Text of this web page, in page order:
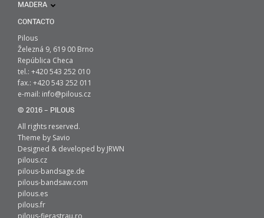
MADERA
CONTACTO
Pilous
Železná 9, 619 00 Brno
República Checa
tel.: +420 543 252 010
fax.: +420 543 252 011
e-mail: info@pilous.cz
© 2016 – PILOUS
All rights reserved.
Theme by Savio
Designed & developed by JRWN
pilous.cz
pilous-bandsage.de
pilous-bandsaw.com
pilous.es
pilous.fr
pilous-fierastrau.ro